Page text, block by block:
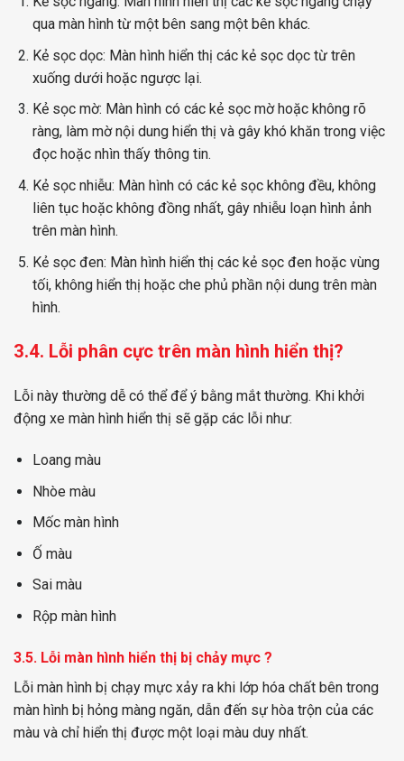
qua màn hình từ một bên sang một bên khác.
Kẻ sọc dọc: Màn hình hiển thị các kẻ sọc dọc từ trên
xuống dưới hoặc ngược lại.
Kẻ sọc mờ: Màn hình có các kẻ sọc mờ hoặc không rõ
ràng, làm mờ nội dung hiển thị và gây khó khăn trong việc
đọc hoặc nhìn thấy thông tin.
Kẻ sọc nhiễu: Màn hình có các kẻ sọc không đều, không
liên tục hoặc không đồng nhất, gây nhiễu loạn hình ảnh
trên màn hình.
Kẻ sọc đen: Màn hình hiển thị các kẻ sọc đen hoặc vùng
tối, không hiển thị hoặc che phủ phần nội dung trên màn
hình.
3.4. Lỗi phân cực trên màn hình hiển thị?
Lỗi này thường dễ có thể để ý bằng mắt thường. Khi khởi
động xe màn hình hiển thị sẽ gặp các lỗi như:
Loang màu
Nhòe màu
Mốc màn hình
Ố màu
Sai màu
Rộp màn hình
3.5. Lỗi màn hình hiển thị bị chảy mực ?
Lỗi màn hình bị chạy mực xảy ra khi lớp hóa chất bên trong
màn hình bị hỏng màng ngăn, dẫn đến sự hòa trộn của các
màu và chỉ hiển thị được một loại màu duy nhất.